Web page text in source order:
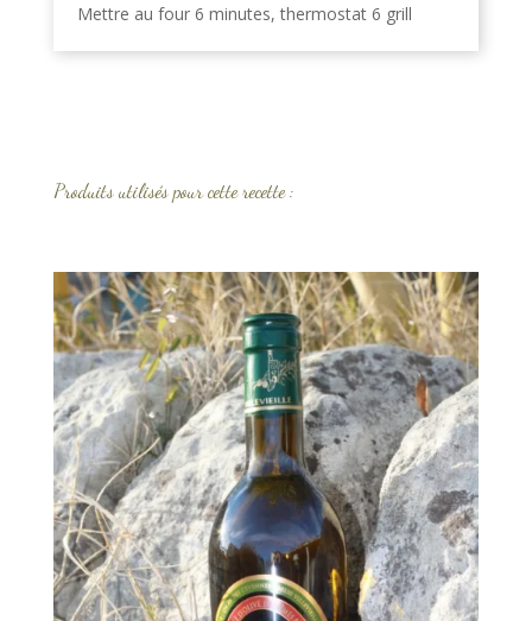
Mettre au four 6 minutes, thermostat 6 grill
Produits utilisés pour cette recette :